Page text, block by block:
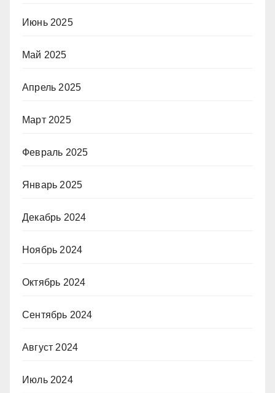
Июнь 2025
Май 2025
Апрель 2025
Март 2025
Февраль 2025
Январь 2025
Декабрь 2024
Ноябрь 2024
Октябрь 2024
Сентябрь 2024
Август 2024
Июль 2024